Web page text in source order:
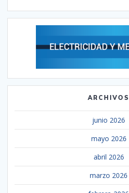
ARCHIVOS
junio 2026
mayo 2026
abril 2026
marzo 2026